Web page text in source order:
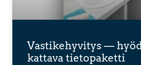
Vastikehyvitys —
kattava tietopaketti